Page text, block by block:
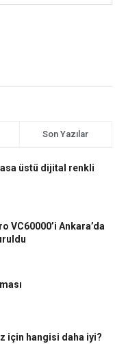
Son Yazılar
üstü dijital renkli
VC60000’i Ankara’da
için hangisi daha iyi?